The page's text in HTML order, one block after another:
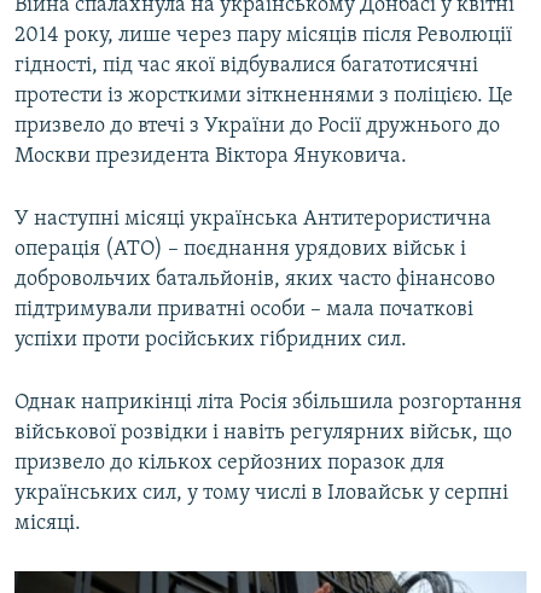
Війна спалахнула на українському Донбасі у квітні
2014 року, лише через пару місяців після Революції
гідності, під час якої відбувалися багатотисячні
протести із жорсткими зіткненнями з поліцією. Це
призвело до втечі з України до Росії дружнього до
Москви президента Віктора Януковича.
У наступні місяці українська Антитерористична
операція (АТО) – поєднання урядових військ і
добровольчих батальйонів, яких часто фінансово
підтримували приватні особи – мала початкові
успіхи проти російських гібридних сил.
Однак наприкінці літа Росія збільшила розгортання
військової розвідки і навіть регулярних військ, що
призвело до кількох серйозних поразок для
українських сил, у тому числі в Іловайськ у серпні
місяці.